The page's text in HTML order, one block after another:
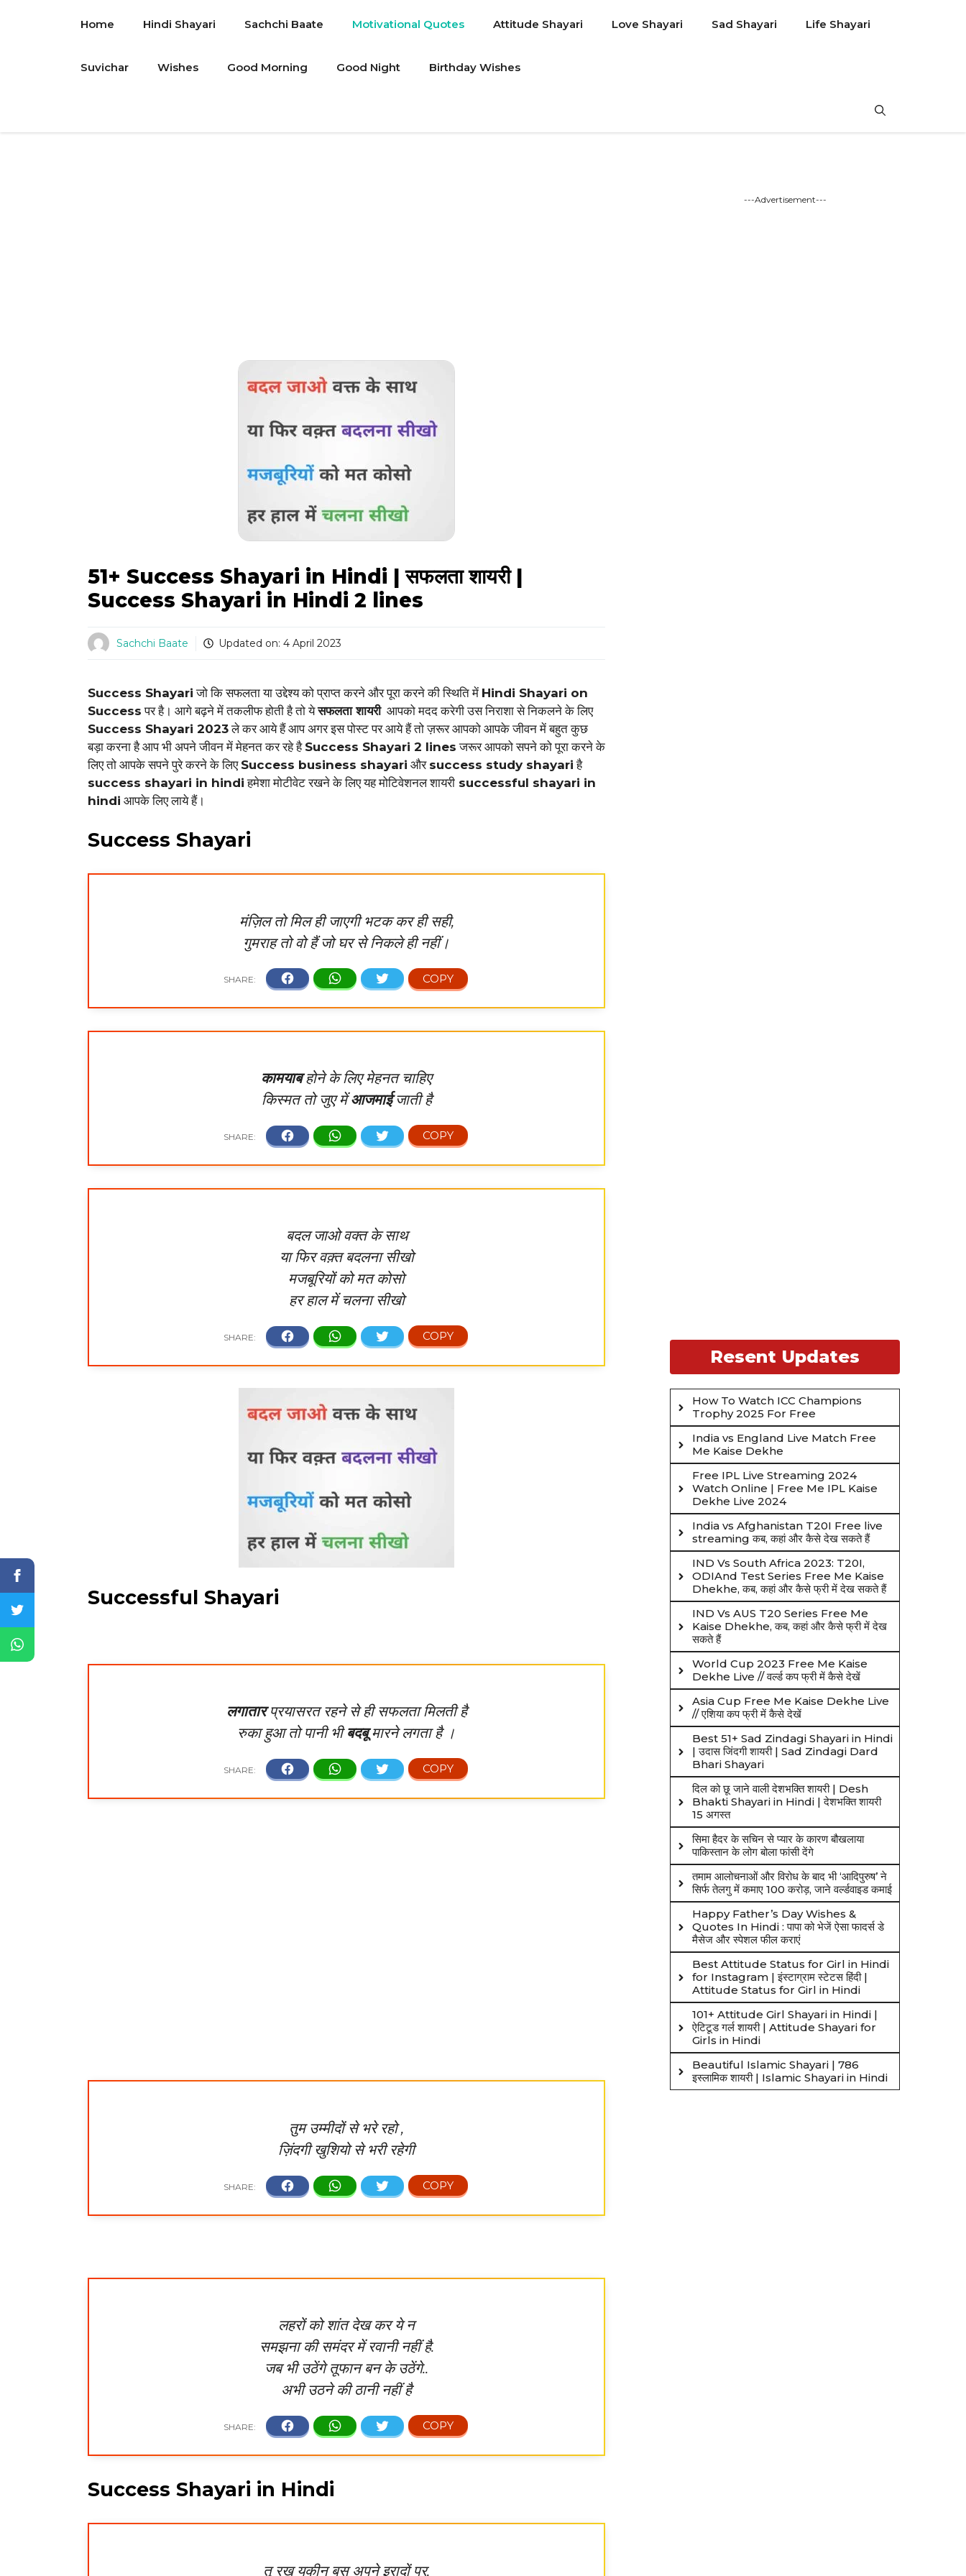
Home Hindi Shayari Sachchi Baate Motivational Quotes Attitude Shayari Love Shayari Sad Shayari Life Shayari
Suvichar Wishes Good Morning Good Night Birthday Wishes
51+ Success Shayari in Hindi | सफलता शायरी |
Success Shayari in Hindi 2 lines
Sachchi Baate Updated on: 4 April 2023
Success Shayari जो कि सफलता या उद्देश्य को प्राप्त करने और पूरा करने की स्थिति में Hindi Shayari on
Success पर है। आगे बढ़ने में तकलीफ होती है तो येसफलता शायरीआपको मदद करेगी उस निराशा से निकलने के लिए
Success Shayari 2023ले कर आये हैं आप अगर इस पोस्ट पर आये हैं तो ज़रूर आपको आपके जीवन में बहुत कुछ
बड़ा करना है आप भी अपने जीवन में मेहनत कर रहे है Success Shayari 2 lines जरूर आपको सपने को पूरा करने के
लिए तो आपके सपने पुरे करने के लिए Success business shayari और success study shayari है
success shayari in hindi हमेशा मोटीवेट रखने के लिए यह मोटिवेशनल शायरी successful shayari in
hindi आपके लिए लाये हैं।
Success Shayari
मंज़िल तो मिल ही जाएगी भटक कर ही सही,
गुमराह तो वो हैं जो घर से निकले ही नहीं।
कामयाबहोने के लिए मेहनत चाहिए
किस्मत तो जुए मेंआजमाईजाती है
बदल जाओ वक्त के साथ
या फिर वक़्त बदलना सीखो
मजबूरियों को मत कोसो
हर हाल में चलना सीखो
Successful Shayari
लगातारप्रयासरत रहने से ही सफलता मिलती है
रुका हुआ तो पानी भीबदबूमारने लगता है ।
तुम उम्मीदों से भरे रहो ,
ज़िंदगी खुशियो से भरी रहेगी
लहरों को शांत देख कर ये न
समझना की समंदर में रवानी नहीं है.
जब भी उठेंगे तूफान बन के उठेंगे..
अभी उठने की ठानी नहीं है
Success Shayari in Hindi
तू रख यकीन बस अपने इरादों पर,
---Advertisement---
Resent Updates
How To Watch ICC Champions
Trophy 2025 For Free
India vs England Live Match Free
Me Kaise Dekhe
Free IPL Live Streaming 2024
Watch Online | Free Me IPL Kaise
Dekhe Live 2024
India vs Afghanistan T20I Free live
streaming कब, कहां और कैसे देख सकते हैं
IND Vs South Africa 2023: T20I,
ODIAnd Test Series Free Me Kaise
Dhekhe, कब, कहां और कैसे फ्री में देख सकते हैं
IND Vs AUS T20 Series Free Me
Kaise Dhekhe, कब, कहां और कैसे फ्री में देख
सकते हैं
World Cup 2023 Free Me Kaise
Dekhe Live // वर्ल्ड कप फ्री में कैसे देखें
Asia Cup Free Me Kaise Dekhe Live
// एशिया कप फ्री में कैसे देखें
Best 51+ Sad Zindagi Shayari in Hindi
| उदास जिंदगी शायरी | Sad Zindagi Dard
Bhari Shayari
दिल को छू जाने वाली देशभक्ति शायरी | Desh
Bhakti Shayari in Hindi | देशभक्ति शायरी
15 अगस्त
सिमा हैदर के सचिन से प्यार के कारण बौखलाया
पाकिस्तान के लोग बोला फांसी देंगे
तमाम आलोचनाओं और विरोध के बाद भी ‘आदिपुरुष’ ने
सिर्फ तेलगु में कमाए 100 करोड़, जाने वर्ल्डवाइड कमाई
Happy Father’s Day Wishes &
Quotes In Hindi : पापा को भेजें ऐसा फादर्स डे
मैसेज और स्पेशल फील कराएं
Best Attitude Status for Girl in Hindi
for Instagram | इंस्टाग्राम स्टेटस हिंदी |
Attitude Status for Girl in Hindi
101+ Attitude Girl Shayari in Hindi |
ऐटिटूड गर्ल शायरी | Attitude Shayari for
Girls in Hindi
Beautiful Islamic Shayari | 786
इस्लामिक शायरी | Islamic Shayari in Hindi